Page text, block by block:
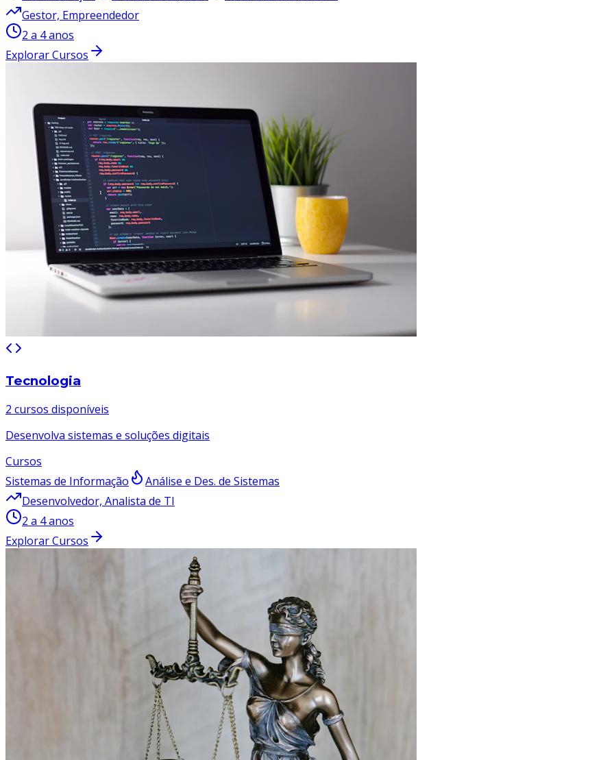
Gestor, Empreendedor
2 a 4 anos
Explorar Cursos
Tecnologia
2 cursos disponíveis
Desenvolva sistemas e soluções digitais
Cursos
Sistemas de Informação
Análise e Des. de Sistemas
Desenvolvedor, Analista de TI
2 a 4 anos
Explorar Cursos